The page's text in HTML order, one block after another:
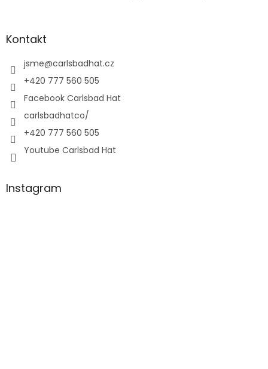
Kontakt
jsme@carlsbadhat.cz
+420 777 560 505
Facebook Carlsbad Hat
carlsbadhatco/
+420 777 560 505
Youtube Carlsbad Hat
Instagram